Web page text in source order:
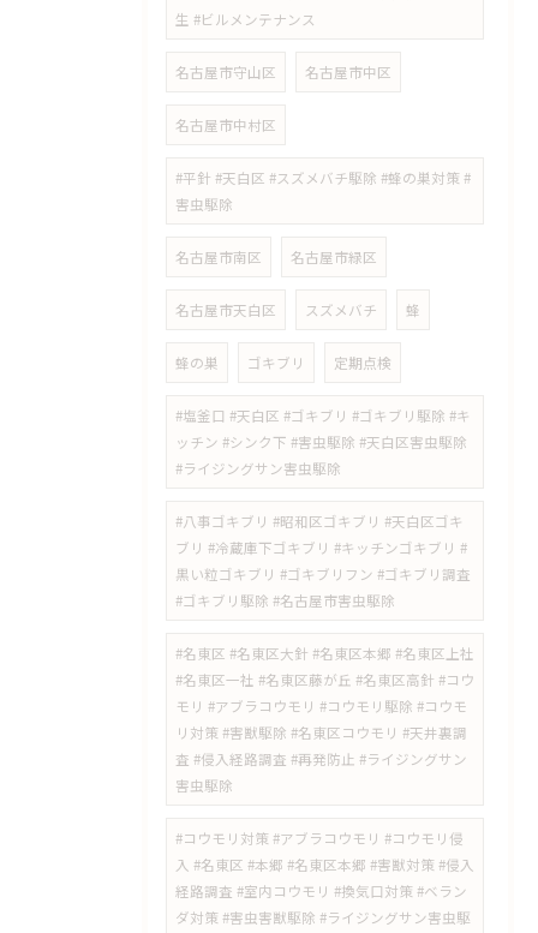
生 #ビルメンテナンス
名古屋市守山区 名古屋市中区
名古屋市中村区
#平針 #天白区 #スズメバチ駆除 #蜂の巣対策 #
害虫駆除
名古屋市南区 名古屋市緑区
名古屋市天白区 スズメバチ 蜂
蜂の巣 ゴキブリ 定期点検
#塩釜口 #天白区 #ゴキブリ #ゴキブリ駆除 #キ
ッチン #シンク下 #害虫駆除 #天白区害虫駆除
#ライジングサン害虫駆除
#八事ゴキブリ #昭和区ゴキブリ #天白区ゴキ
ブリ #冷蔵庫下ゴキブリ #キッチンゴキブリ #
黒い粒ゴキブリ #ゴキブリフン #ゴキブリ調査
#ゴキブリ駆除 #名古屋市害虫駆除
#名東区 #名東区大針 #名東区本郷 #名東区上社
#名東区一社 #名東区藤が丘 #名東区高針 #コウ
モリ #アブラコウモリ #コウモリ駆除 #コウモ
リ対策 #害獣駆除 #名東区コウモリ #天井裏調
査 #侵入経路調査 #再発防止 #ライジングサン
害虫駆除
#コウモリ対策 #アブラコウモリ #コウモリ侵
入 #名東区 #本郷 #名東区本郷 #害獣対策 #侵入
経路調査 #室内コウモリ #換気口対策 #ベラン
ダ対策 #害虫害獣駆除 #ライジングサン害虫駆